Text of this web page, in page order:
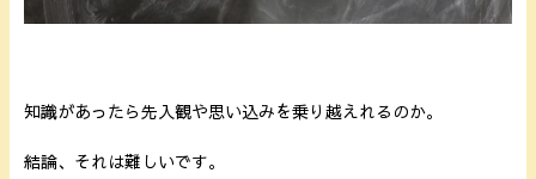
知識があったら先入観や思い込みを乗り越えれるのか。
結論、それは難しいです。